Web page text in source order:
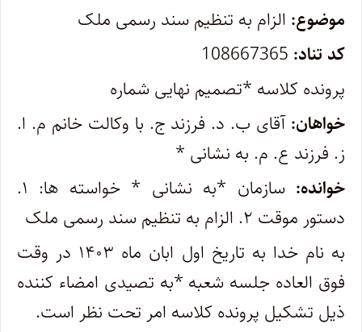
موضوع: الزام به تنظیم سند رسمی ملک
کد تناد:
پرونده کلاسه *تصمیم نهایی شماره
خواهان: آقای ب. د. فرزند ج. با وکالت خانم م. ا.
ز. فرزند ع. م. به نشانی *
خوانده:
سازمان *به نشانی * خواسته ها: ۱.
دستور موقت ۲. الزام به تنظیم سند رسمی ملک
به نام خدا به تاریخ اول ابان ماه ۱۴۰۳ در وقت
فوق العاده جلسه شعبه *به تصیدی امضاء کننده
ذیل تشکیل پرونده کلاسه امر تحت نظر است.